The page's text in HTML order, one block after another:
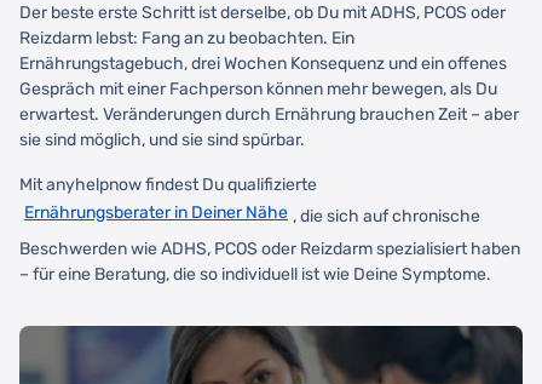
Der beste erste Schritt ist derselbe, ob Du mit ADHS, PCOS oder
Reizdarm lebst: Fang an zu beobachten. Ein
Ernährungstagebuch, drei Wochen Konsequenz und ein offenes
Gespräch mit einer Fachperson können mehr bewegen, als Du
erwartest. Veränderungen durch Ernährung brauchen Zeit – aber
sie sind möglich, und sie sind spürbar.
Mit anyhelpnow findest Du qualifizierte
Ernährungsberater in Deiner Nähe , die sich auf chronische
Beschwerden wie ADHS, PCOS oder Reizdarm spezialisiert haben
– für eine Beratung, die so individuell ist wie Deine Symptome.